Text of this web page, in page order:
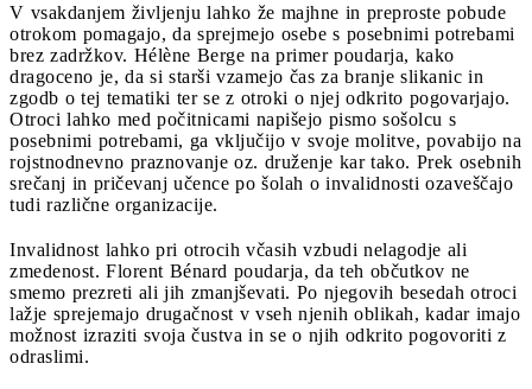
V vsakdanjem življenju lahko že majhne in preproste pobude
otrokom pomagajo, da sprejmejo osebe s posebnimi potrebami
brez zadržkov. Hélène Berge na primer poudarja, kako
dragoceno je, da si starši vzamejo čas za branje slikanic in
zgodb o tej tematiki ter se z otroki o njej odkrito pogovarjajo.
Otroci lahko med počitnicami napišejo pismo sošolcu s
posebnimi potrebami, ga vključijo v svoje molitve, povabijo na
rojstnodnevno praznovanje oz. druženje kar tako. Prek osebnih
srečanj in pričevanj učence po šolah o invalidnosti ozaveščajo
tudi različne organizacije.
Invalidnost lahko pri otrocih včasih vzbudi nelagodje ali
zmedenost. Florent Bénard poudarja, da teh občutkov ne
smemo prezreti ali jih zmanjševati. Po njegovih besedah otroci
lažje sprejemajo drugačnost v vseh njenih oblikah, kadar imajo
možnost izraziti svoja čustva in se o njih odkrito pogovoriti z
odraslimi.